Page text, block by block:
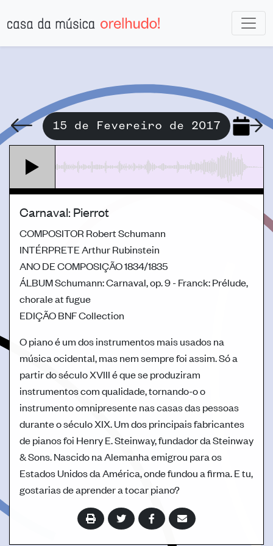
15 de Fevereiro de 2017
Carnaval: Pierrot
COMPOSITOR Robert Schumann
INTÉRPRETEArthur Rubinstein
ANO DE COMPOSIÇÃO1834/1835
ÁLBUMSchumann: Carnaval, op. 9 - Franck: Prélude,
chorale at fugue
EDIÇÃOBNF Collection
O piano é um dos instrumentos mais usados na
música ocidental, mas nem sempre foi assim. Só a
partir do século XVIII é que se produziram
instrumentos com qualidade, tornando-o o
instrumento omnipresente nas casas das pessoas
durante o século XIX. Um dos principais fabricantes
de pianos foi Henry E. Steinway, fundador da Steinway
& Sons. Nascido na Alemanha emigrou para os
Estados Unidos da América, onde fundou a firma. E tu,
gostarias de aprender a tocar piano?